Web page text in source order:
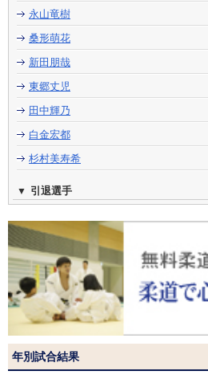
永山竜樹
桑形萌花
新田朋哉
東郷丈児
田中輝乃
白金宏都
杉村美寿希
引退選手
年別試合結果